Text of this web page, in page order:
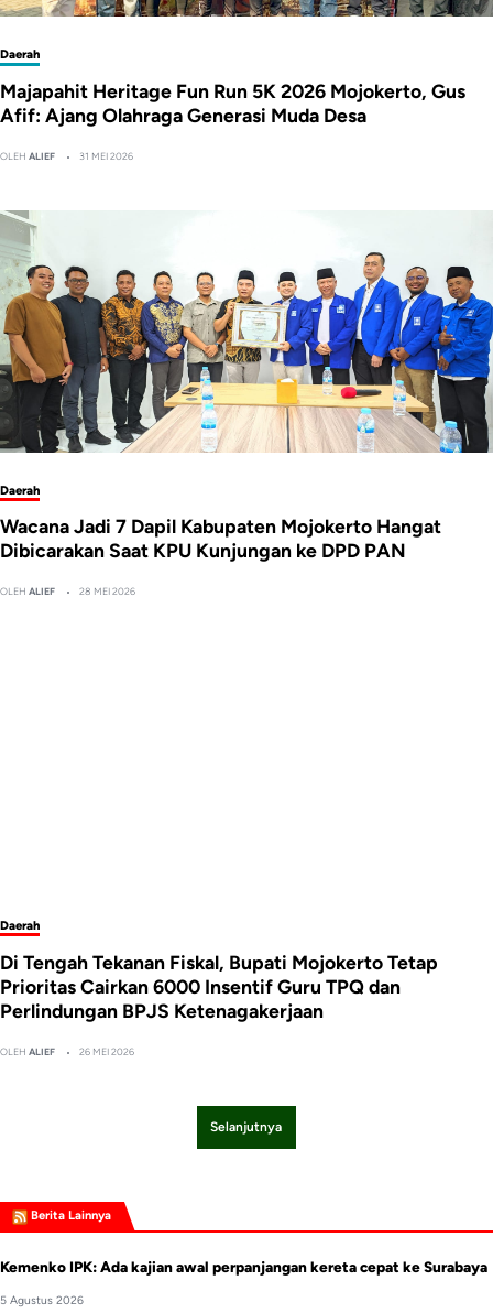
Daerah
Majapahit Heritage Fun Run 5K 2026 Mojokerto, Gus
Afif: Ajang Olahraga Generasi Muda Desa
OLEHALIEF 31 MEI 2026
Daerah
Wacana Jadi 7 Dapil Kabupaten Mojokerto Hangat
Dibicarakan Saat KPU Kunjungan ke DPD PAN
OLEHALIEF 28 MEI 2026
Daerah
Di Tengah Tekanan Fiskal, Bupati Mojokerto Tetap
Prioritas Cairkan 6000 Insentif Guru TPQ dan
Perlindungan BPJS Ketenagakerjaan
OLEHALIEF 26 MEI 2026
Selanjutnya
Berita Lainnya
Kemenko IPK: Ada kajian awal perpanjangan kereta cepat ke Surabaya
5 Agustus 2026